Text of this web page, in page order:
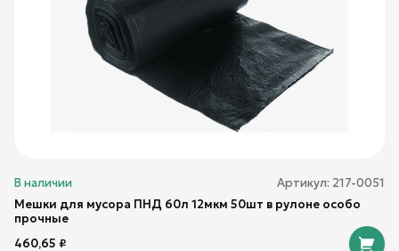
В наличии Артикул: 217-0051
Мешки для мусора ПНД 60л 12мкм 50шт в рулоне особо
прочные
460,65 ₽